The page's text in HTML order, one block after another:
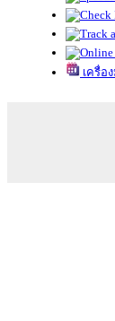
เครื่อ